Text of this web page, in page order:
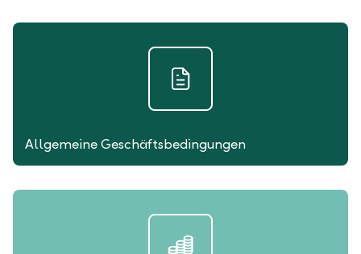
Allgemeine Geschäftsbedingungen